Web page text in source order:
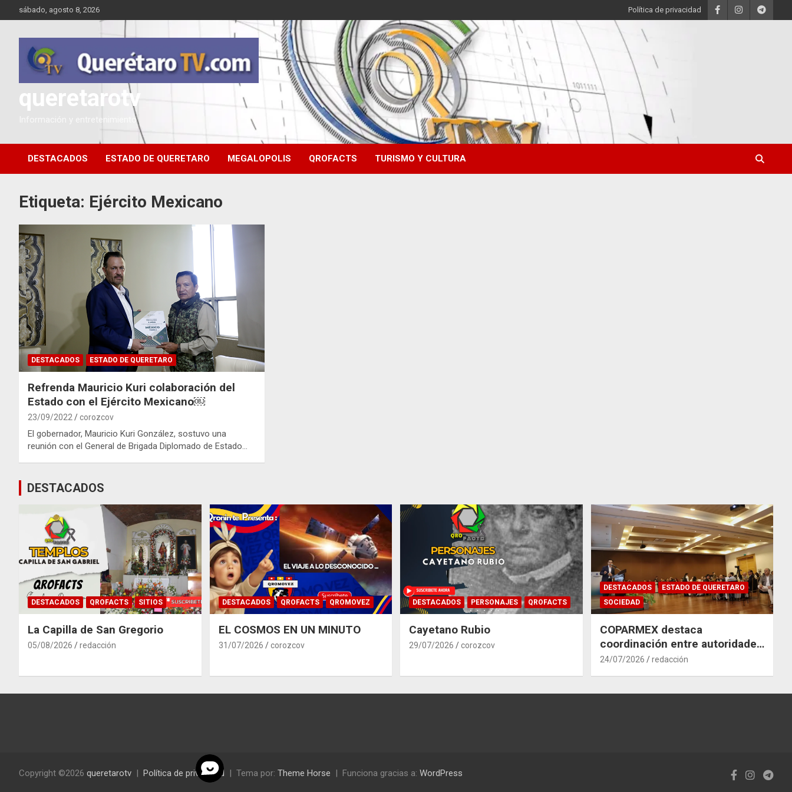
al
sábado, agosto 8, 2026 Política de privacidad
queretarotv
Información y entretenimiento
DESTACADOS ESTADO DE QUERETARO MEGALOPOLIS QROFACTS TURISMO Y CULTURA
Etiqueta: Ejército Mexicano
DESTACADOS ESTADO DE QUERETARO
Refrenda Mauricio Kuri colaboración del
Estado con el Ejército Mexicano￼
23/09/2022 corozcov
El gobernador, Mauricio Kuri González, sostuvo una
reunión con el General de Brigada Diplomado de Estado…
DESTACADOS
DESTACADOS QROFACTS SITIOS
La Capilla de San Gregorio
05/08/2026 redacción
DESTACADOS QROFACTS QROMOVEZ
EL COSMOS EN UN MINUTO
31/07/2026 corozcov
DESTACADOS PERSONAJES QROFACTS
Cayetano Rubio
29/07/2026 corozcov
DESTACADOS
ESTADO DE QUERETARO
SOCIEDAD
COPARMEX destaca
coordinación entre autoridades
y empresas para mitigar el
24/07/2026 redacción
Copyright ©2026 queretarotv Política de privacidad Tema por: Theme Horse Funciona gracias a: WordPress